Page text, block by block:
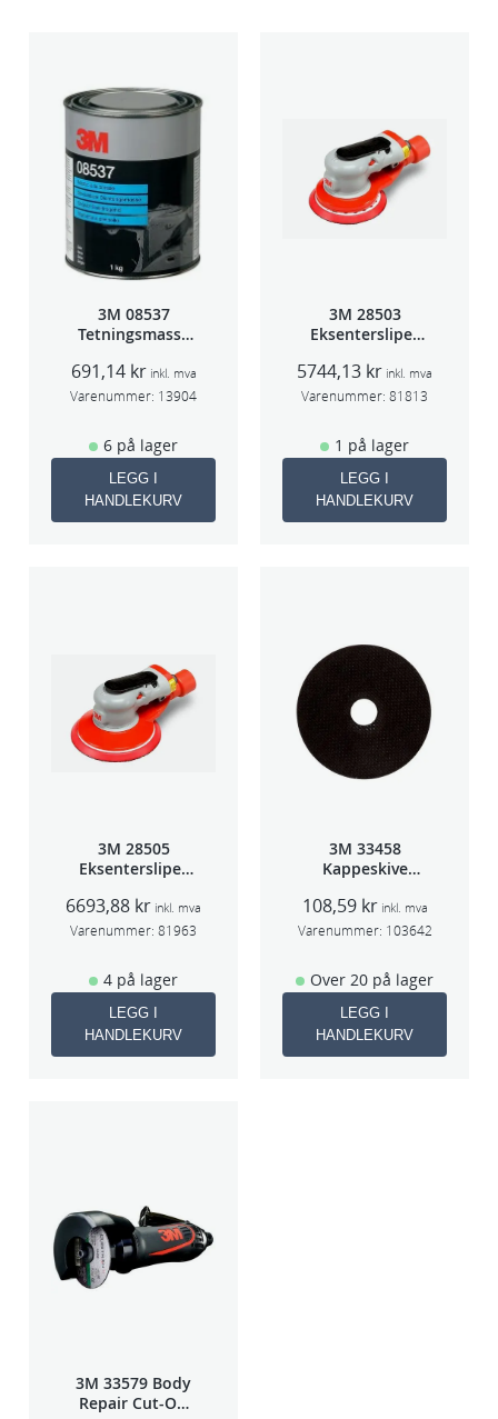
3M 08537
Tetningsmasse
691,14 kr inkl. mva
Varenummer: 13904
6 på lager
LEGG I
HANDLEKURV
3M 28503
Eksentersliper
5mm slag
75mm
5744,13 kr inkl. mva
Varenummer: 81813
1 på lager
LEGG I
HANDLEKURV
3M 28505
Eksentersliper
2,5mm slag
75mm
6693,88 kr inkl. mva
Varenummer: 81963
4 på lager
LEGG I
HANDLEKURV
3M 33458
Kappeskive
5stk/pk pris/stk
108,59 kr inkl. mva
Varenummer: 103642
Over 20 på lager
LEGG I
HANDLEKURV
3M 33579 Body
Repair Cut-Off